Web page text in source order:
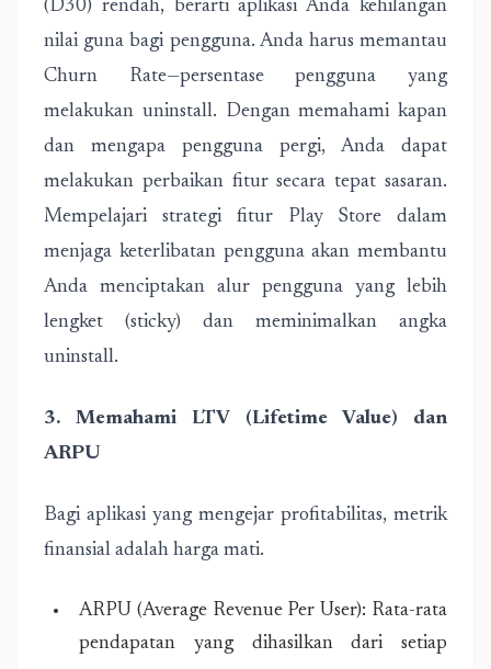
(D30) rendah, berarti aplikasi Anda kehilangan
nilai guna bagi pengguna. Anda harus memantau
Churn Rate—persentase pengguna yang
melakukan uninstall. Dengan memahami kapan
dan mengapa pengguna pergi, Anda dapat
melakukan perbaikan fitur secara tepat sasaran.
Mempelajari strategi fitur Play Store dalam
menjaga keterlibatan pengguna akan membantu
Anda menciptakan alur pengguna yang lebih
lengket (sticky) dan meminimalkan angka
uninstall.
3. Memahami LTV (Lifetime Value) dan
ARPU
Bagi aplikasi yang mengejar profitabilitas, metrik
finansial adalah harga mati.
ARPU (Average Revenue Per User): Rata-rata
pendapatan yang dihasilkan dari setiap